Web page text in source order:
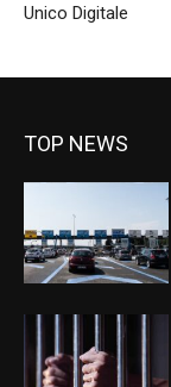
Unico Digitale
TOP NEWS